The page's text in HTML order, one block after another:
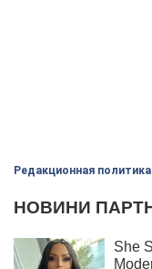
Редакционная политика